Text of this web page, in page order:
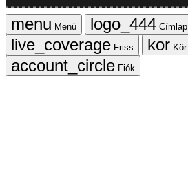
Menü
Címlap
Friss
Kör
Fiók